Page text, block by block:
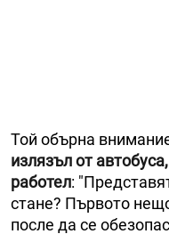
Той обърна
излязъл от
работел:
стане? Първото
после да се